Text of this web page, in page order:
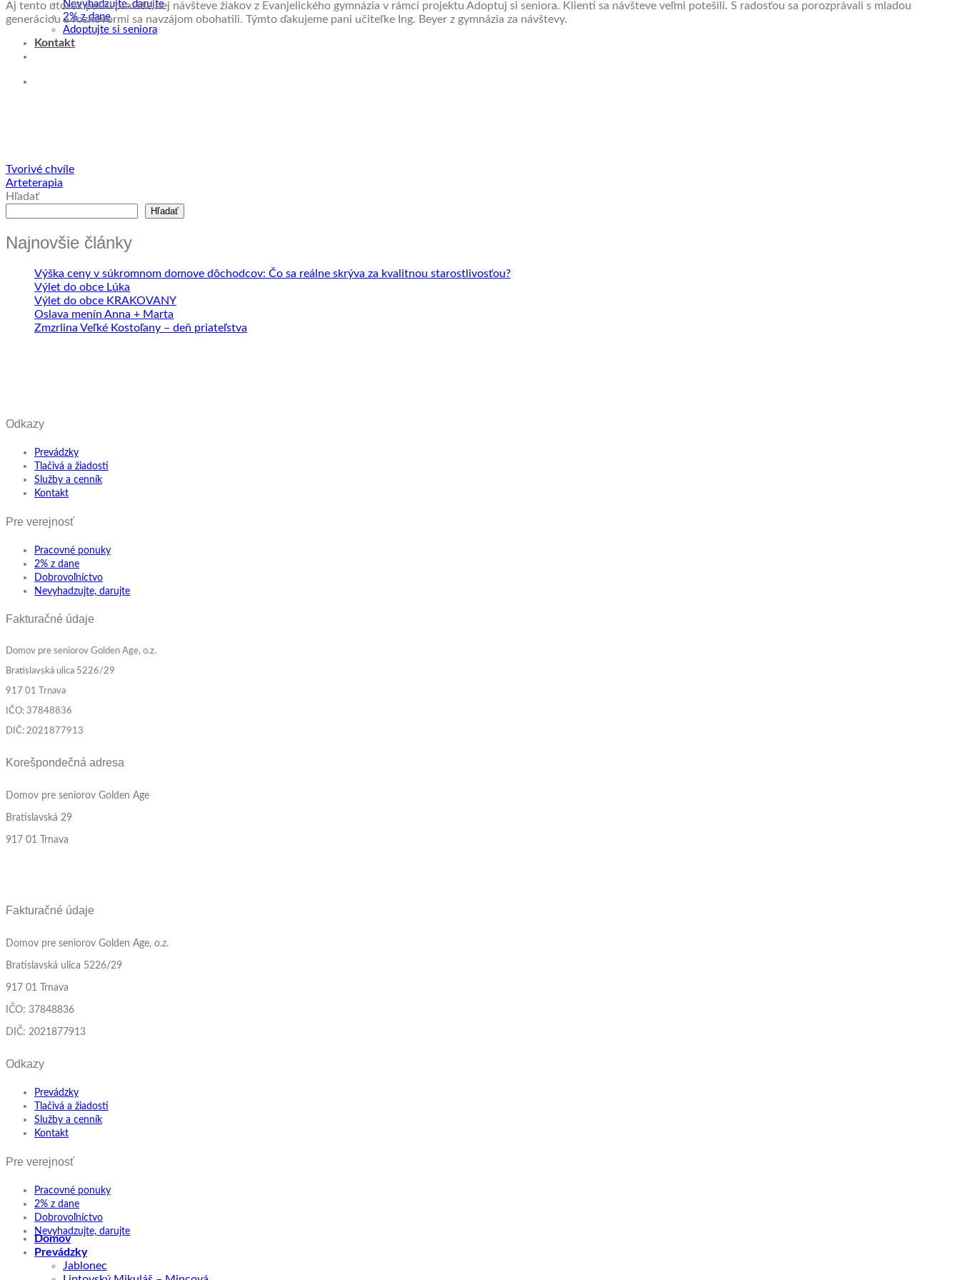
Nevyhadzujte, darujte
2% z dane
Adoptujte si seniora
Kontakt
Aj tento utorok patril pravidelnej návšteve žiakov z Evanjelického gymnázia v rámci projektu Adoptuj si seniora. Klienti sa návšteve veľmi potešili. S radosťou sa porozprávali s mladou
generáciou a rozhovormi sa navzájom obohatili. Týmto ďakujeme pani učiteľke Ing. Beyer z gymnázia za návštevy.
Tvorivé chvíle
Arteterapia
Hľadať
Hľadať
Najnovšie články
Výška ceny v súkromnom domove dôchodcov: Čo sa reálne skrýva za kvalitnou starostlivosťou?
Výlet do obce Lúka
Výlet do obce KRAKOVANY
Oslava menín Anna + Marta
Zmzrlina Veľké Kostoľany – deň priateľstva
Odkazy
Prevádzky
Tlačivá a žiadosti
Služby a cenník
Kontakt
Pre verejnosť
Pracovné ponuky
2% z dane
Dobrovoľníctvo
Nevyhadzujte, darujte
Fakturačné údaje
Domov pre seniorov Golden Age, o.z.
Bratislavská ulica 5226/29
917 01 Trnava
IČO: 37848836
DIČ: 2021877913
Korešpondečná adresa
Domov pre seniorov Golden Age
Bratislavská 29
917 01 Trnava
Fakturačné údaje
Domov pre seniorov Golden Age, o.z.
Bratislavská ulica 5226/29
917 01 Trnava
IČO: 37848836
DIČ: 2021877913
Odkazy
Prevádzky
Tlačivá a žiadosti
Služby a cenník
Kontakt
Pre verejnosť
Pracovné ponuky
2% z dane
Dobrovoľníctvo
Nevyhadzujte, darujte
Domov
Prevádzky
Jablonec